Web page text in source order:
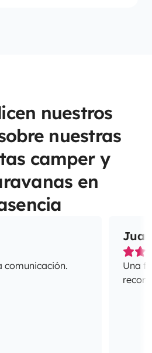
nuestros
nuestras
camper y
en
comunicación.
Una